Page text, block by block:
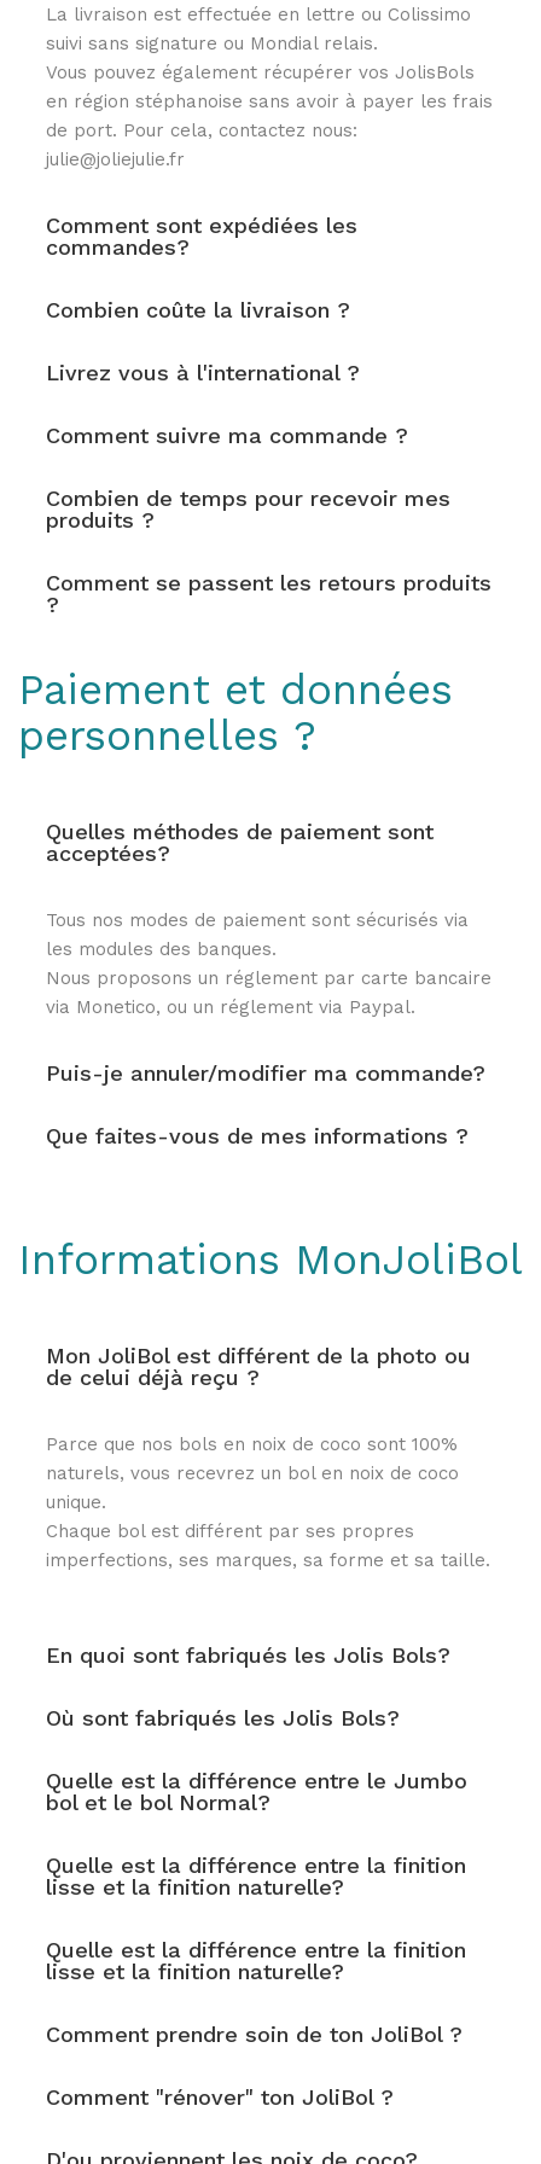
Joncs bouddhistes par
modèles
Joncs fins
Joncs L'Emblématique 5
mm
8mm
Joncs twistés
Bagues jonc
Tout savoir sur les joncs
bouddhistes
Tailles joncs bouddhiste:
Reconnaitre un véritable
jonc bouddhiste?
combien en porter ?
Joncs Bouddhistes:
Tous les Joncs
bouddhistes
COLORIS
Joncs en corne – Les
Violets
Joncs en corne – Les
Pastels
Roses
Joncs en corne – Les
Joncs en corne – Les
rouges & oranges
bleus
Verts
Tous les bracelets colorés
BRACELETS FINS
Sélection Mix'n
Match
Tous nos joncs en corne
La livraison est effectuée en lettre ou Colissimo
suivi sans signature ou Mondial relais.
Vous pouvez également récupérer vos JolisBols
en région stéphanoise sans avoir à payer les frais
de port. Pour cela, contactez nous:
julie@joliejulie.fr
Comment sont expédiées les
commandes?
Combien coûte la livraison ?
Livrez vous à l'international ?
Comment suivre ma commande ?
Combien de temps pour recevoir mes
produits ?
Comment se passent les retours produits
?
Paiement et données
personnelles ?
Quelles méthodes de paiement sont
acceptées?
Tous nos modes de paiement sont sécurisés via
les modules des banques.
Nous proposons un réglement par carte bancaire
via Monetico, ou un réglement via Paypal.
Puis-je annuler/modifier ma commande?
Que faites-vous de mes informations ?
Informations MonJoliBol
Mon JoliBol est différent de la photo ou
de celui déjà reçu ?
Parce que nos bols en noix de coco sont 100%
naturels, vous recevrez un bol en noix de coco
unique.
Chaque bol est différent par ses propres
imperfections, ses marques, sa forme et sa taille.
En quoi sont fabriqués les Jolis Bols?
Où sont fabriqués les Jolis Bols?
Quelle est la différence entre le Jumbo
bol et le bol Normal?
Quelle est la différence entre la finition
lisse et la finition naturelle?
Quelle est la différence entre la finition
lisse et la finition naturelle?
Comment prendre soin de ton JoliBol ?
Comment "rénover" ton JoliBol ?